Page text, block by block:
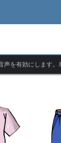
声を有効にします。